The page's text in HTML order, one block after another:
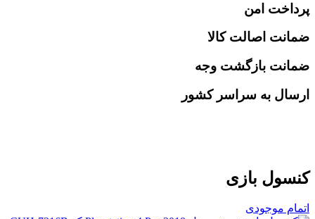
پرداخت امن
ضمانت اصالت کالا
ضمانت بازگشت وجه
ارسال به سراسر کشور
کنسول بازی
اتمام موجودی